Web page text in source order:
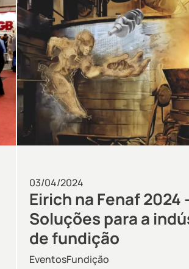
03/04/2024
Eirich na Fenaf 2024
Soluções para a
de fundição
EventosFundição